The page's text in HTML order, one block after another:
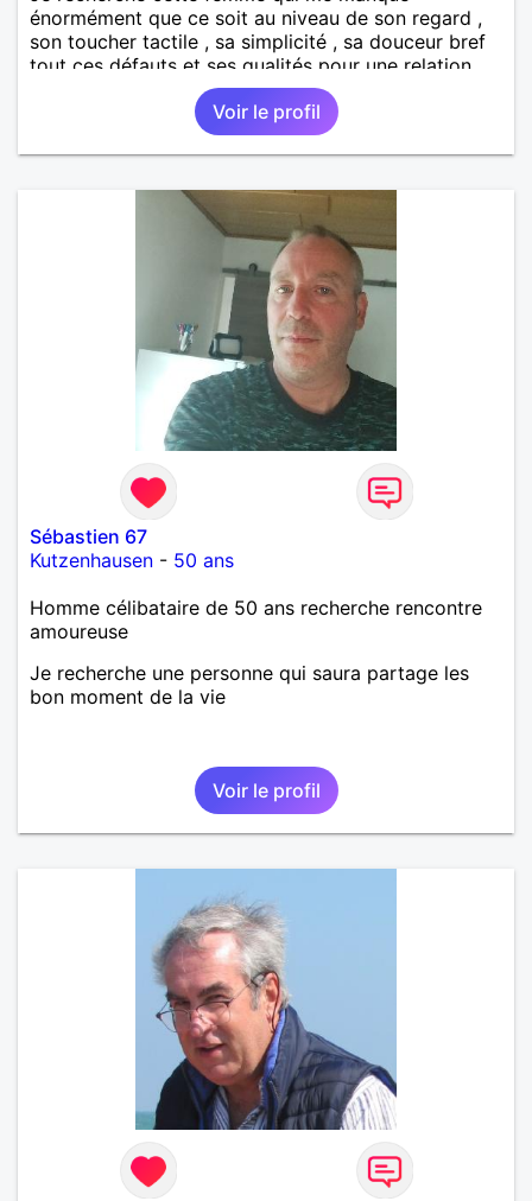
énormément que ce soit au niveau de son regard ,
son toucher tactile , sa simplicité , sa douceur bref
tout ces défauts et ses qualités pour une relation
Voir le profil
Sébastien 67
Kutzenhausen - 50 ans
Homme célibataire de 50 ans recherche rencontre
amoureuse
Je recherche une personne qui saura partage les
bon moment de la vie
Voir le profil